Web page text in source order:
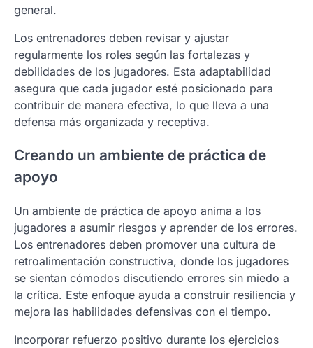
general.
Los entrenadores deben revisar y ajustar
regularmente los roles según las fortalezas y
debilidades de los jugadores. Esta adaptabilidad
asegura que cada jugador esté posicionado para
contribuir de manera efectiva, lo que lleva a una
defensa más organizada y receptiva.
Creando un ambiente de práctica de
apoyo
Un ambiente de práctica de apoyo anima a los
jugadores a asumir riesgos y aprender de los errores.
Los entrenadores deben promover una cultura de
retroalimentación constructiva, donde los jugadores
se sientan cómodos discutiendo errores sin miedo a
la crítica. Este enfoque ayuda a construir resiliencia y
mejora las habilidades defensivas con el tiempo.
Incorporar refuerzo positivo durante los ejercicios